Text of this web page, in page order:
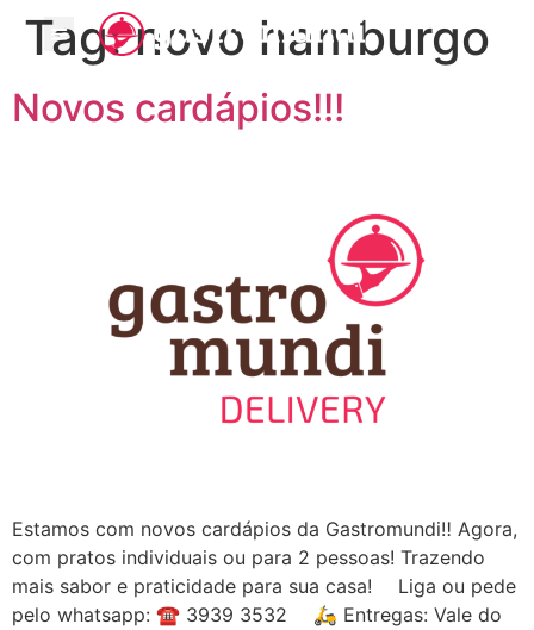
Tag:novo hamburgo
Novos cardápios!!!
Estamos com novos cardápios da Gastromundi‼ Agora,
com pratos individuais ou para 2 pessoas! Trazendo
mais sabor e praticidade para sua casa! ⠀ Liga ou pede
pelo whatsapp: ☎ 3939 3532 ⠀ 🛵 Entregas: Vale do